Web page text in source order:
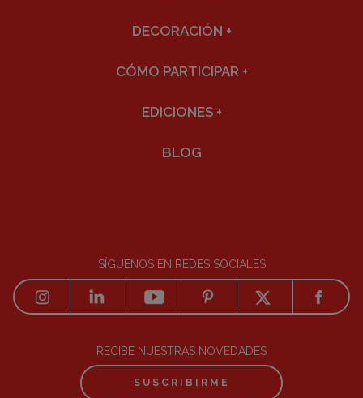
DECORACIÓN +
CÓMO PARTICIPAR +
EDICIONES +
BLOG
SÍGUENOS EN REDES SOCIALES
RECIBE NUESTRAS NOVEDADES
SUSCRIBIRME